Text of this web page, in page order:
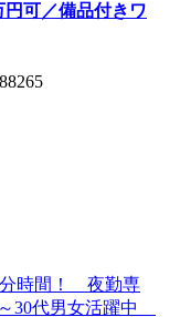
円可／備品付きワ